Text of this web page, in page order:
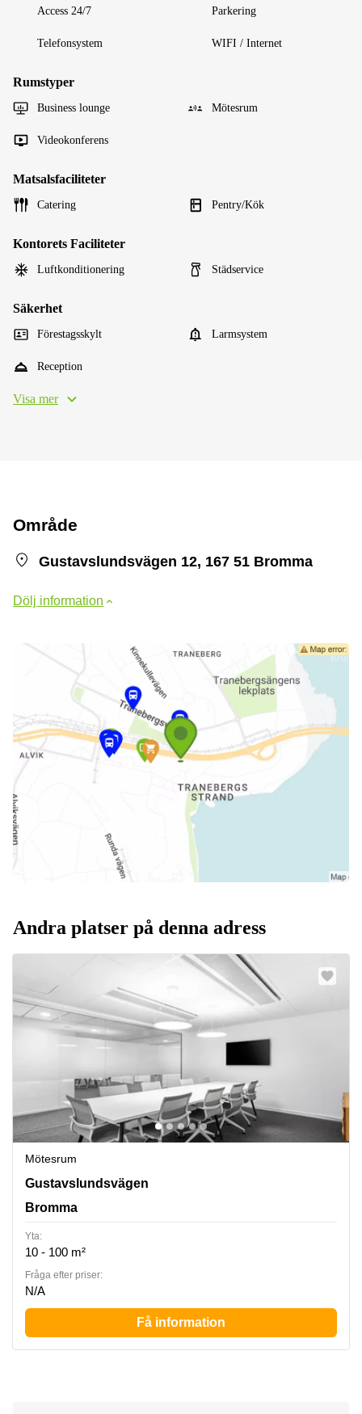
Access 24/7 Parkering
Telefonsystem WIFI / Internet
Rumstyper
Business lounge Mötesrum
Videokonferens
Matsalsfaciliteter
Catering Pentry/Kök
Kontorets Faciliteter
Luftkonditionering Städservice
Säkerhet
Förestagsskylt Larmsystem
Reception
Visa mer
Område
Gustavslundsvägen 12, 167 51 Bromma
Dölj information
Andra platser på denna adress
Mötesrum
Gustavslundsvägen 12, Bromma
Gustavslundsvägen
Bromma
Yta:
10 - 100 m²
Fråga efter priser:
N/A
Få information